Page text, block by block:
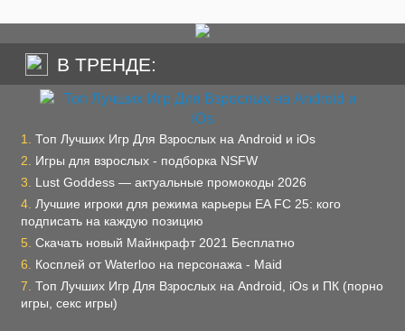
В ТРЕНДЕ:
Топ Лучших Игр Для Взрослых на Android и iOs
Игры для взрослых - подборка NSFW
Lust Goddess — актуальные промокоды 2026
Лучшие игроки для режима карьеры EA FC 25: кого
подписать на каждую позицию
Скачать новый Майнкрафт 2021 Бесплатно
Косплей от Waterloo на персонажа - Maid
Топ Лучших Игр Для Взрослых на Android, iOs и ПК (порно
игры, секс игры)